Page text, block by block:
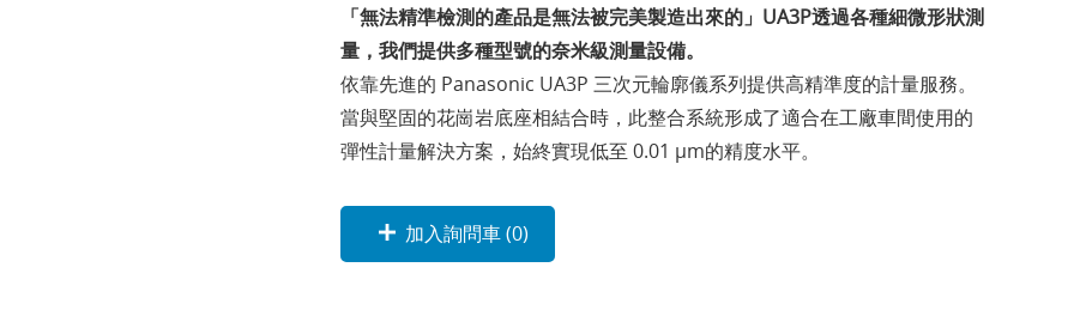
「無法精準檢測的產品是無法被完美製造出來的」UA3P透過各種細微形狀測
量，我們提供多種型號的奈米級測量設備。
依靠先進的 Panasonic UA3P 三次元輪廓儀系列提供高精準度的計量服務。
當與堅固的花崗岩底座相結合時，此整合系統形成了適合在工廠車間使用的
彈性計量解決方案，始終實現低至 0.01 µm的精度水平。
加入詢問車 (0)